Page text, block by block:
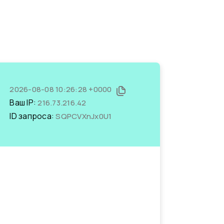
2026-08-08 10:26:28 +0000
Ваш IP:216.73.216.42
ID запроса:SQPCVXnJx0U1